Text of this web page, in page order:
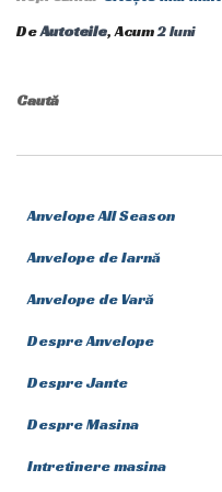
DeAutoteile, Acum2 luni
Caută
Anvelope All Season
Anvelope de Iarnă
Anvelope de Vară
Despre Anvelope
Despre Jante
Despre Masina
Intretinere masina